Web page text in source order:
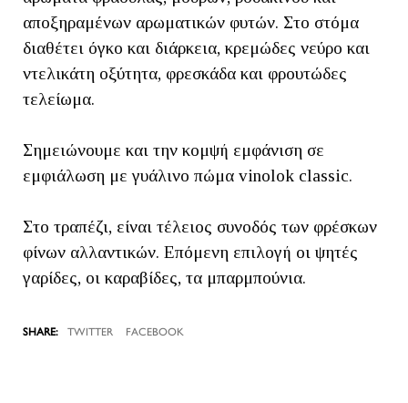
αποξηραμένων αρωματικών φυτών. Στο στόμα
διαθέτει όγκο και διάρκεια, κρεμώδες νεύρο και
ντελικάτη οξύτητα, φρεσκάδα και φρουτώδες
τελείωμα.
Σημειώνουμε και την κομψή εμφάνιση σε
εμφιάλωση με γυάλινο πώμα vinolok classic.
Στο τραπέζι, είναι τέλειος συνοδός των φρέσκων
φίνων αλλαντικών. Επόμενη επιλογή οι ψητές
γαρίδες, οι καραβίδες, τα μπαρμπούνια.
TWITTER FACEBOOK